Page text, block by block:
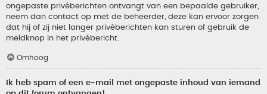
ongepaste privéberichten ontvangt van een bepaalde gebruiker,
neem dan contact op met de beheerder, deze kan ervoor zorgen
dat hij of zij niet langer privéberichten kan sturen of gebruik de
meldknop in het privébericht.
Omhoog
Ik heb spam of een e-mail met ongepaste inhoud van iemand